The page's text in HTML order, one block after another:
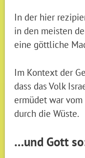
In der hier
in den meisten
eine göttliche
Im Kontext der
dass das Volk
ermüdet war
durch die Wüste.
…und Gott